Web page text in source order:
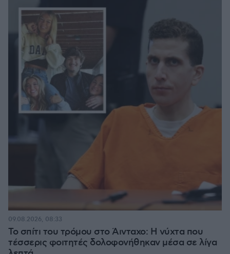
Το σπίτι του τρόμου στο Άινταχο: Η νύχτα που
τέσσερις φοιτητές δολοφονήθηκαν μέσα σε λίγα
09.08.2026, 08:33